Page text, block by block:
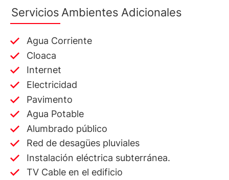
Servicios Ambientes Adicionales
Agua Corriente
Cloaca
Internet
Electricidad
Pavimento
Agua Potable
Alumbrado público
Red de desagües pluviales
Instalación eléctrica subterránea.
TV Cable en el edificio